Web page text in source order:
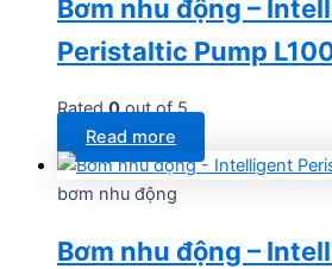
Bơm nhu động –
Peristaltic Pump
Rated0out of 5
Read more
bơm nhu động
Bơm nhu động –